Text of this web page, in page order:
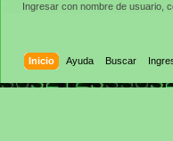
Ingresar con nombre de usuario,
Inicio Ayuda Buscar